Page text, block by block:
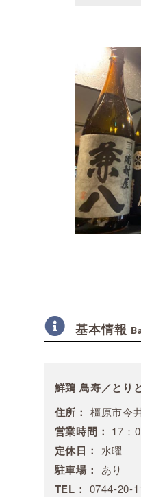
基本情報
鮮鶏 鳥寿／とり
住所： 橿原市今
営業時間： 17：
定休日： 水曜
駐車場： あり
TEL： 0744-20-